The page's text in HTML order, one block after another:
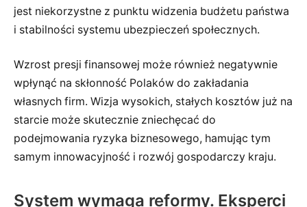
jest niekorzystne z punktu widzenia budżetu państwa
i stabilności systemu ubezpieczeń społecznych.
Wzrost presji finansowej może również negatywnie
wpłynąć na skłonność Polaków do zakładania
własnych firm. Wizja wysokich, stałych kosztów już na
starcie może skutecznie zniechęcać do
podejmowania ryzyka biznesowego, hamując tym
samym innowacyjność i rozwój gospodarczy kraju.
System wymaga reformy. Eksperci